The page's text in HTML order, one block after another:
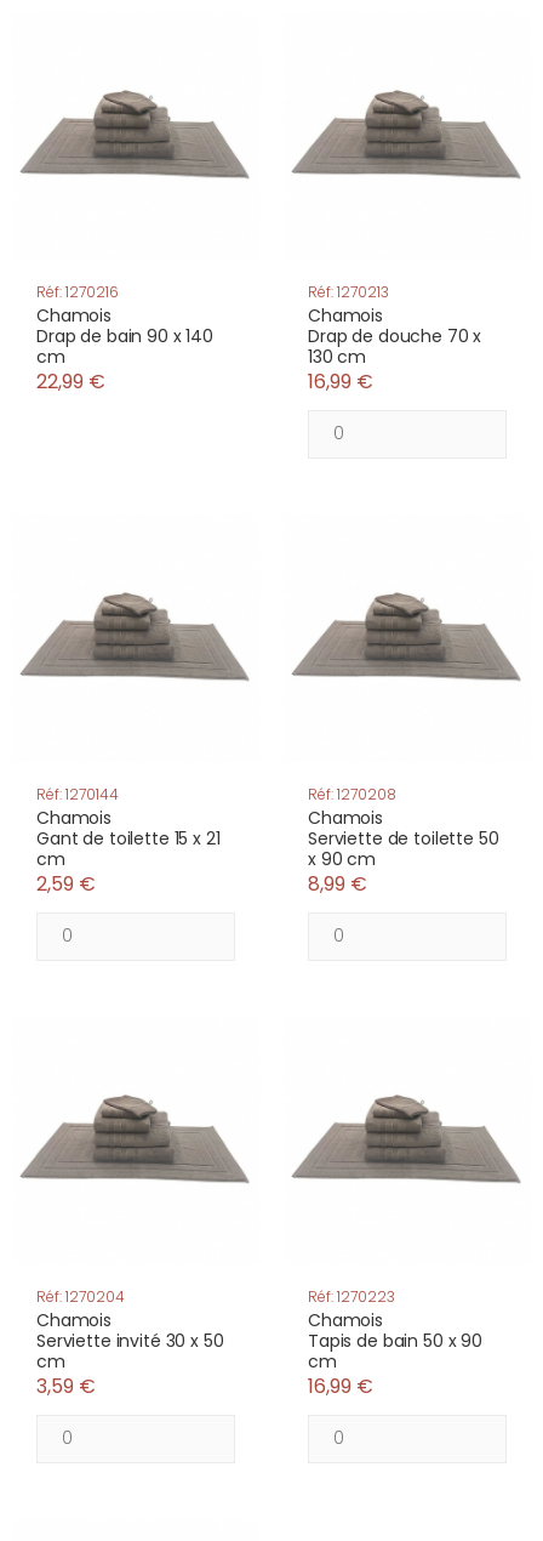
Réf: 1270216
Chamois
Drap de bain 90 x 140
cm
22,99 €
Réf: 1270213
Chamois
Drap de douche 70 x
130 cm
16,99 €
Réf: 1270144
Chamois
Gant de toilette 15 x 21
cm
2,59 €
Réf: 1270208
Chamois
Serviette de toilette 50
x 90 cm
8,99 €
Réf: 1270204
Chamois
Serviette invité 30 x 50
cm
3,59 €
Réf: 1270223
Chamois
Tapis de bain 50 x 90
cm
16,99 €